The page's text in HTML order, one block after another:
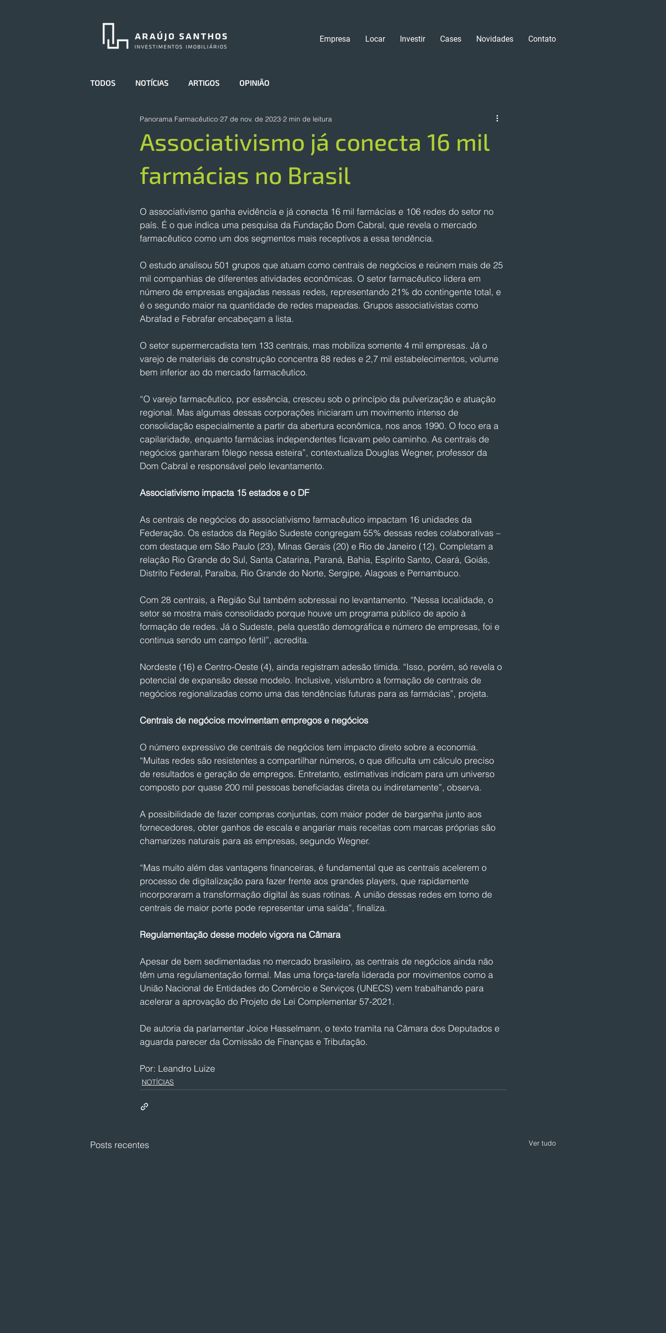
Empresa Locar Investir Cases Novidades Contato
TODOS NOTÍCIAS ARTIGOS OPINIÃO
Associativismo já conecta 16 mil
farmácias no Brasil
Panorama Farmacêutico 27 de nov. de 2023 2 min de leitura
O associativismo ganha evidência e já conecta 16 mil farmácias e 106 redes do setor no
país. É o que indica uma pesquisa da Fundação Dom Cabral, que revela o mercado
farmacêutico como um dos segmentos mais receptivos a essa tendência.
O estudo analisou 501 grupos que atuam como centrais de negócios e reúnem mais de 25
mil companhias de diferentes atividades econômicas. O setor farmacêutico lidera em
número de empresas engajadas nessas redes, representando 21% do contingente total, e
é o segundo maior na quantidade de redes mapeadas. Grupos associativistas como
Abrafad e Febrafar encabeçam a lista.
O setor supermercadista tem 133 centrais, mas mobiliza somente 4 mil empresas. Já o
varejo de materiais de construção concentra 88 redes e 2,7 mil estabelecimentos, volume
bem inferior ao do mercado farmacêutico.
“O varejo farmacêutico, por essência, cresceu sob o princípio da pulverização e atuação
regional. Mas algumas dessas corporações iniciaram um movimento intenso de
consolidação especialmente a partir da abertura econômica, nos anos 1990. O foco era a
capilaridade, enquanto farmácias independentes ficavam pelo caminho. As centrais de
negócios ganharam fôlego nessa esteira”, contextualiza Douglas Wegner, professor da
Dom Cabral e responsável pelo levantamento.
Associativismo impacta 15 estados e o DF
As centrais de negócios do associativismo farmacêutico impactam 16 unidades da
Federação. Os estados da Região Sudeste congregam 55% dessas redes colaborativas –
com destaque em São Paulo (23), Minas Gerais (20) e Rio de Janeiro (12). Completam a
relação Rio Grande do Sul, Santa Catarina, Paraná, Bahia, Espírito Santo, Ceará, Goiás,
Distrito Federal, Paraíba, Rio Grande do Norte, Sergipe, Alagoas e Pernambuco.
Com 28 centrais, a Região Sul também sobressai no levantamento. “Nessa localidade, o
setor se mostra mais consolidado porque houve um programa público de apoio à
formação de redes. Já o Sudeste, pela questão demográfica e número de empresas, foi e
continua sendo um campo fértil”, acredita.
Nordeste (16) e Centro-Oeste (4), ainda registram adesão tímida. “Isso, porém, só revela o
potencial de expansão desse modelo. Inclusive, vislumbro a formação de centrais de
negócios regionalizadas como uma das tendências futuras para as farmácias”, projeta.
Centrais de negócios movimentam empregos e negócios
O número expressivo de centrais de negócios tem impacto direto sobre a economia.
“Muitas redes são resistentes a compartilhar números, o que dificulta um cálculo preciso
de resultados e geração de empregos. Entretanto, estimativas indicam para um universo
composto por quase 200 mil pessoas beneficiadas direta ou indiretamente”, observa.
A possibilidade de fazer compras conjuntas, com maior poder de barganha junto aos
fornecedores, obter ganhos de escala e angariar mais receitas com marcas próprias são
chamarizes naturais para as empresas, segundo Wegner.
“Mas muito além das vantagens financeiras, é fundamental que as centrais acelerem o
processo de digitalização para fazer frente aos grandes players, que rapidamente
incorporaram a transformação digital às suas rotinas. A união dessas redes em torno de
centrais de maior porte pode representar uma saída”, finaliza.
Regulamentação desse modelo vigora na Câmara
Apesar de bem sedimentadas no mercado brasileiro, as centrais de negócios ainda não
têm uma regulamentação formal. Mas uma força-tarefa liderada por movimentos como a
União Nacional de Entidades do Comércio e Serviços (UNECS) vem trabalhando para
acelerar a aprovação do Projeto de Lei Complementar 57-2021.
De autoria da parlamentar Joice Hasselmann, o texto tramita na Câmara dos Deputados e
aguarda parecer da Comissão de Finanças e Tributação.
Por: Leandro Luize
NOTÍCIAS
Posts recentes Ver tudo